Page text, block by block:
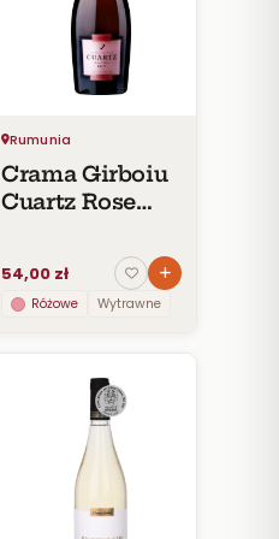
Rumunia
Crama Girboiu
Cuartz Rose
54,00 zł
Różowe Wytrawne